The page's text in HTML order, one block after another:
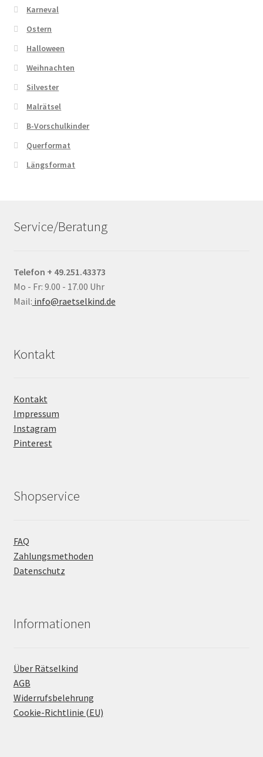
Karneval
Ostern
Halloween
Weihnachten
Silvester
Malrätsel
B-Vorschulkinder
Querformat
Längsformat
Service/Beratung
Telefon + 49.251.43373
Mo - Fr: 9.00 - 17.00 Uhr
Mail: info@raetselkind.de
Kontakt
Kontakt
Impressum
Instagram
Pinterest
Shopservice
FAQ
Zahlungsmethoden
Datenschutz
Informationen
Über Rätselkind
AGB
Widerrufsbelehrung
Cookie-Richtlinie (EU)